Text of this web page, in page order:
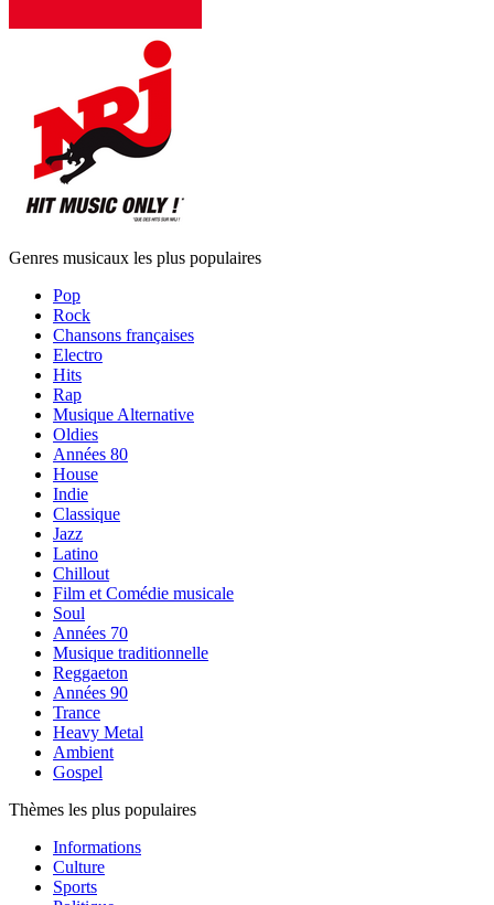
Genres musicaux les plus populaires
Pop
Rock
Chansons françaises
Electro
Hits
Rap
Musique Alternative
Oldies
Années 80
House
Indie
Classique
Jazz
Latino
Chillout
Film et Comédie musicale
Soul
Années 70
Musique traditionnelle
Reggaeton
Années 90
Trance
Heavy Metal
Ambient
Gospel
Thèmes les plus populaires
Informations
Culture
Sports